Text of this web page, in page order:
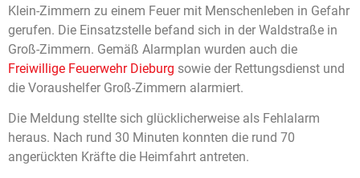
Klein-Zimmern zu einem Feuer mit Menschenleben in Gefahr
gerufen. Die Einsatzstelle befand sich in der Waldstraße in
Groß-Zimmern. Gemäß Alarmplan wurden auch die
Freiwillige Feuerwehr Dieburg sowie der Rettungsdienst und
die Voraushelfer Groß-Zimmern alarmiert.
Die Meldung stellte sich glücklicherweise als Fehlalarm
heraus. Nach rund 30 Minuten konnten die rund 70
angerückten Kräfte die Heimfahrt antreten.